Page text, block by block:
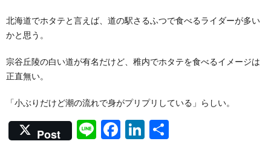
北海道でホタテと言えば、道の駅さるふつで食べるライダーが多い
かと思う。
宗谷丘陵の白い道が有名だけど、稚内でホタテを食べるイメージは
正直無い。
「小ぶりだけど潮の流れで身がプリプリしている」らしい。
Post
Li F
Li